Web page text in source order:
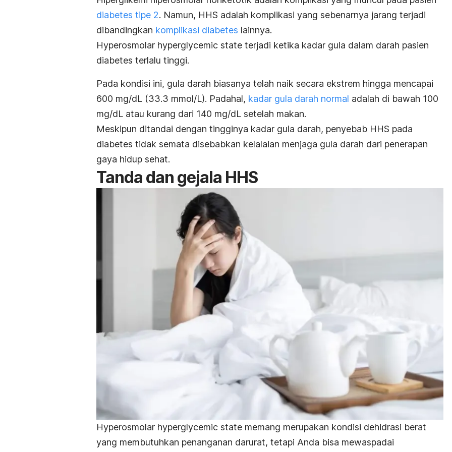
diabetes tipe 2. Namun, HHS adalah komplikasi yang sebenarnya jarang terjadi
dibandingkan komplikasi diabetes lainnya.
Hyperosmolar hyperglycemic state terjadi ketika kadar gula dalam darah pasien
diabetes terlalu tinggi.
Pada kondisi ini, gula darah biasanya telah naik secara ekstrem hingga mencapai
600 mg/dL (33.3 mmol/L). Padahal, kadar gula darah normal adalah di bawah 100
mg/dL atau kurang dari 140 mg/dL setelah makan.
Meskipun ditandai dengan tingginya kadar gula darah, penyebab HHS pada
diabetes tidak semata disebabkan kelalaian menjaga gula darah dari penerapan
gaya hidup sehat.
Tanda dan gejala HHS
Hyperosmolar hyperglycemic state memang merupakan kondisi dehidrasi berat
yang membutuhkan penanganan darurat, tetapi Anda bisa mewaspadai